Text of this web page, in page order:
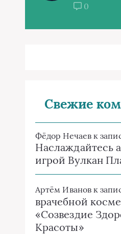
0
Свежие
Фёдор Нечаевк
Наслаждайтесь
игрой Вулкан
Артём Ивановк
врачебной
«Созвездие
Красоты»